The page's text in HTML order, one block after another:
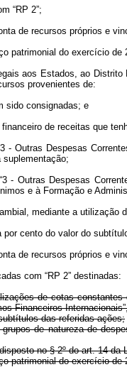
“RP 2”;
de recursos próprios e
patrimonial do exercício de
aos Estados, ao
provenientes de:
sido consignadas; e
financeiro de receitas que
- Outras Despesas
- Outras Despesas
e à Formação e
mediante a utilização
cento do valor do
de recursos próprios e
com “RP 2” destinadas:
de cotas
Financeiros
das referidas ações;
de natureza de
no § 2º do art. 14 da
patrimonial do exercício